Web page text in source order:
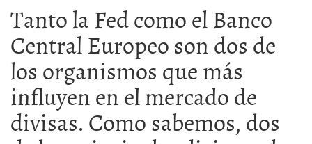
Tanto la Fed como el Banco
Central Europeo son dos de
los organismos que más
influyen en el mercado de
divisas. Como sabemos, dos